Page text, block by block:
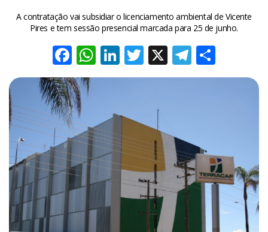
A contratação vai subsidiar o licenciamento ambiental de Vicente
Pires e tem sessão presencial marcada para 25 de junho.
Facebook
WhatsApp
LinkedIn
Twitter
X